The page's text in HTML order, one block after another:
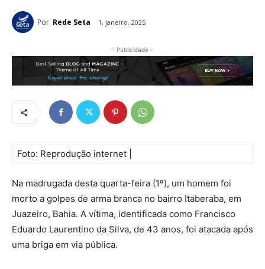
Por: Rede Seta 1, janeiro, 2025
- Publicidade -
Foto: Reprodução internet |
Na madrugada desta quarta-feira (1º), um homem foi
morto a golpes de arma branca no bairro Itaberaba, em
Juazeiro, Bahia. A vítima, identificada como Francisco
Eduardo Laurentino da Silva, de 43 anos, foi atacada após
uma briga em via pública.